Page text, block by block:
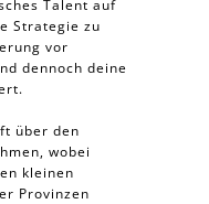
Talent auf
Strategie zu
vor
dennoch deine
über den
wobei
kleinen
Provinzen